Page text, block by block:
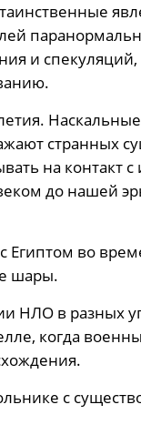
и
странных
на контакт
до нашей
во
шары.
НЛО в разных
когда
с